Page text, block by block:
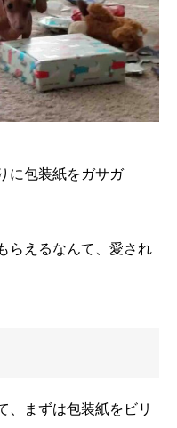
に包装紙をガサガ
らえるなんて、愛され
、まずは包装紙をビリ